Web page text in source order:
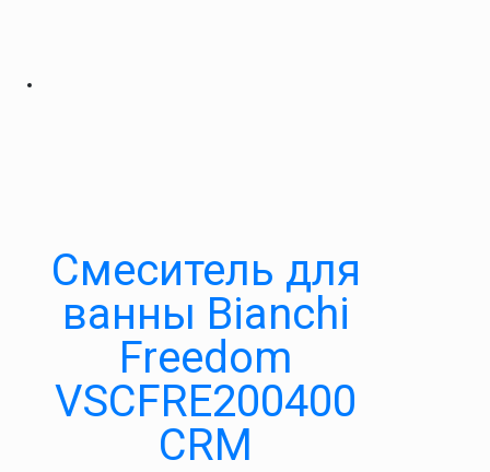
Смеситель для
ванны Bianchi
Freedom
VSCFRE200400
CRM